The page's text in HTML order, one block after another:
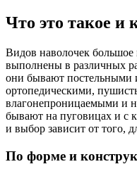
Что это такое и
Видов наволочек
выполнены в различных
они бывают постельными
ортопедическими,
влагонепроницаемыми и
бывают на пуговицах и с
и выбор зависит от того,
По форме и